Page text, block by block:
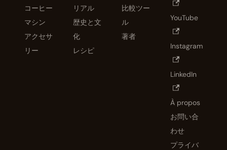
コーヒー
マシン
アクセサ
リー
リアル
歴史と文
化
レシピ
比較ツー
ル
著者
YouTube
Instagram
LinkedIn
À propos
お問い合
わせ
プライバ